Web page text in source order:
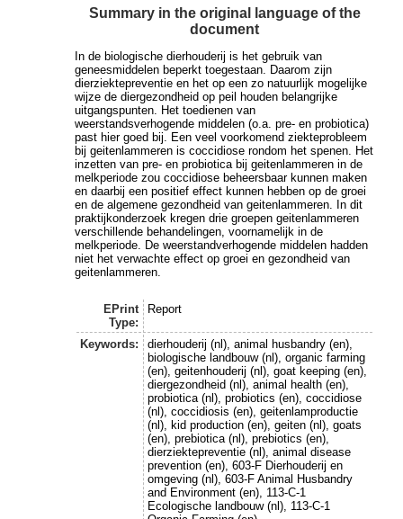
Summary in the original language of the
document
In de biologische dierhouderij is het gebruik van
geneesmiddelen beperkt toegestaan. Daarom zijn
dierziektepreventie en het op een zo natuurlijk mogelijke
wijze de diergezondheid op peil houden belangrijke
uitgangspunten. Het toedienen van
weerstandsverhogende middelen (o.a. pre- en probiotica)
past hier goed bij. Een veel voorkomend ziekteprobleem
bij geitenlammeren is coccidiose rondom het spenen. Het
inzetten van pre- en probiotica bij geitenlammeren in de
melkperiode zou coccidiose beheersbaar kunnen maken
en daarbij een positief effect kunnen hebben op de groei
en de algemene gezondheid van geitenlammeren. In dit
praktijkonderzoek kregen drie groepen geitenlammeren
verschillende behandelingen, voornamelijk in de
melkperiode. De weerstandverhogende middelen hadden
niet het verwachte effect op groei en gezondheid van
geitenlammeren.
EPrint
Type:
Report
Keywords:
dierhouderij (nl), animal husbandry (en),
biologische landbouw (nl), organic farming
(en), geitenhouderij (nl), goat keeping (en),
diergezondheid (nl), animal health (en),
probiotica (nl), probiotics (en), coccidiose
(nl), coccidiosis (en), geitenlamproductie
(nl), kid production (en), geiten (nl), goats
(en), prebiotica (nl), prebiotics (en),
dierziektepreventie (nl), animal disease
prevention (en), 603-F Dierhouderij en
omgeving (nl), 603-F Animal Husbandry
and Environment (en), 113-C-1
Ecologische landbouw (nl), 113-C-1